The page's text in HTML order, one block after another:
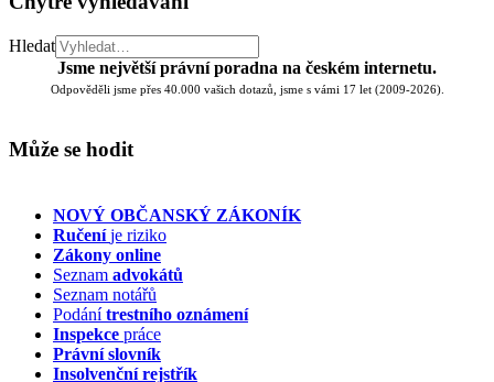
Hledat
Jsme největší právní poradna na českém internetu.
Odpověděli jsme přes 40.000 vašich dotazů, jsme s vámi 17 let (2009-2026).
Může se hodit
NOVÝ OBČANSKÝ ZÁKONÍK
Ručeníje riziko
Zákony online
Seznam advokátů
Seznam notářů
Podánítrestního oznámení
Inspekce práce
Právní slovník
Insolvenčnírejstřík